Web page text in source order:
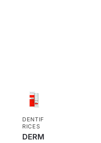
DENTIF
RICES
DERM